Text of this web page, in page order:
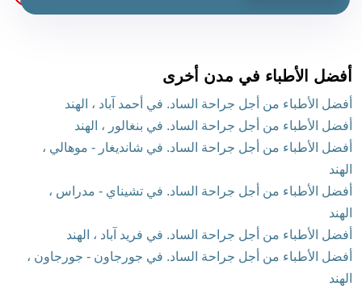
أفضل الأطباء في مدن أخرى
أفضل الأطباء من أجل جراحة الساد. في أحمد آباد ، الهند
أفضل الأطباء من أجل جراحة الساد. في بنغالور ، الهند
أفضل الأطباء من أجل جراحة الساد. في شانديغار - موهالي ،
الهند
أفضل الأطباء من أجل جراحة الساد. في تشيناي - مدراس ،
الهند
أفضل الأطباء من أجل جراحة الساد. في فريد آباد ، الهند
أفضل الأطباء من أجل جراحة الساد. في جورجاون - جورجاون ،
الهند